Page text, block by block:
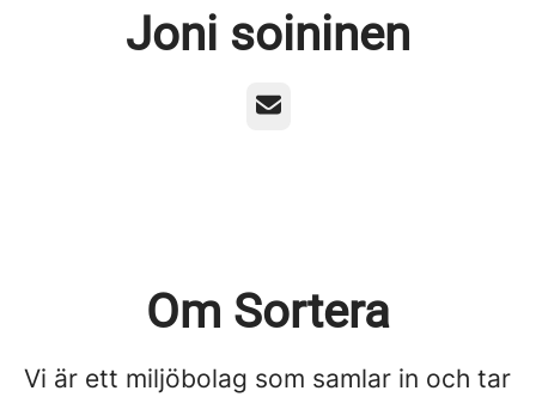
Joni soininen
E-post
Om Sortera
Vi är ett miljöbolag som samlar in och tar